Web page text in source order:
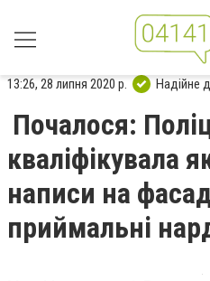
13:26, 28 липня 2020 р. Надійне
Почалося:
кваліфікувала
написи на
приймальні